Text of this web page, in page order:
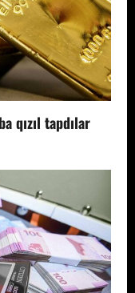
qızıl tapdılar